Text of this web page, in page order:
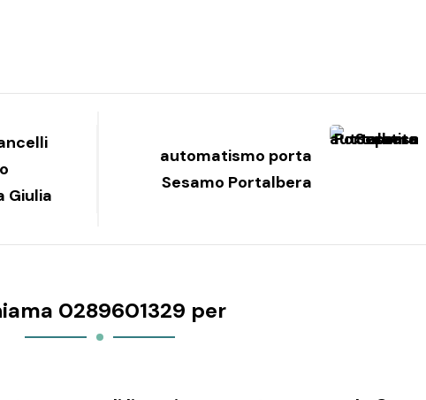
Giulia
automatismo porta
Sesamo Portalbera
0289601329 per